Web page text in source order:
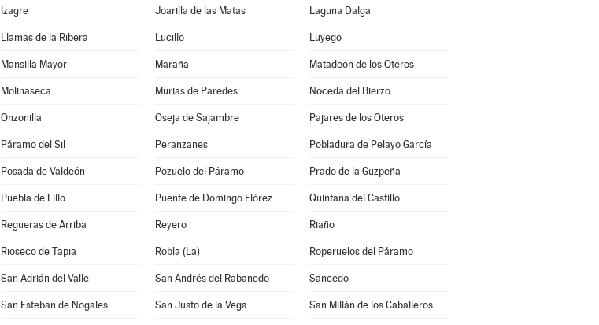
Izagre Joarilla de las Matas Laguna Dalga
Llamas de la Ribera Lucillo Luyego
Mansilla Mayor Maraña Matadeón de los Oteros
Molinaseca Murias de Paredes Noceda del Bierzo
Onzonilla Oseja de Sajambre Pajares de los Oteros
Páramo del Sil Peranzanes Pobladura de Pelayo García
Posada de Valdeón Pozuelo del Páramo Prado de la Guzpeña
Puebla de Lillo Puente de Domingo Flórez Quintana del Castillo
Regueras de Arriba Reyero Riaño
Rioseco de Tapia Robla (La) Roperuelos del Páramo
San Adrián del Valle San Andrés del Rabanedo Sancedo
San Esteban de Nogales San Justo de la Vega San Millán de los Caballeros